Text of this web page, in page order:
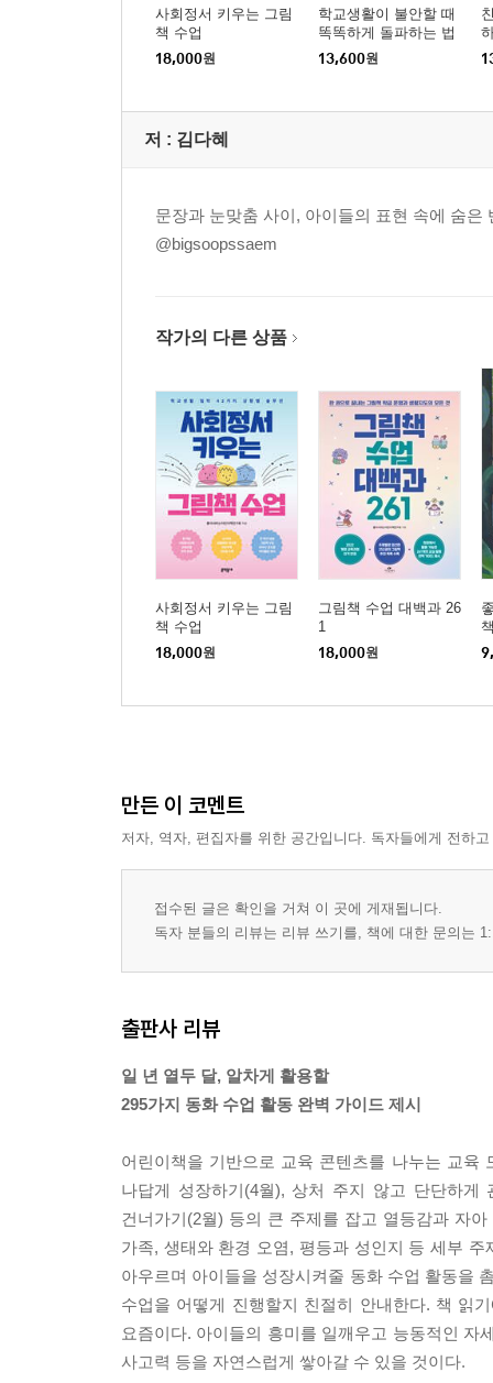
사회정서 키우는 그림
책 수업
18,000원
학교생활이 불안할 때
똑똑하게 돌파하는 법
13,600원
저 : 김다혜
문장과 눈맞춤 사이, 아이들의 표현 속에 숨
@bigsoopssaem
작가의 다른 상품
사회정서 키우는 그림
책 수업
18,000원
그림책 수업 대백과 26
1
18,000원
만든 이 코멘트
저자, 역자, 편집자를 위한 공간입니다. 독자들에게 전하
접수된 글은 확인을 거쳐 이 곳에 게재됩니다.
독자 분들의 리뷰는 리뷰 쓰기를, 책에 대한 문의는
출판사 리뷰
일 년 열두 달, 알차게 활용할
295가지 동화 수업 활동 완벽 가이드 제시
어린이책을 기반으로 교육 콘텐츠를 나누는 교육
나답게 성장하기(4월), 상처 주지 않고 단단하게
건너가기(2월) 등의 큰 주제를 잡고 열등감과 자
가족, 생태와 환경 오염, 평등과 성인지 등 세부
아우르며 아이들을 성장시켜줄 동화 수업 활동을
수업을 어떻게 진행할지 친절히 안내한다. 책 읽
요즘이다. 아이들의 흥미를 일깨우고 능동적인
사고력 등을 자연스럽게 쌓아갈 수 있을 것이다.